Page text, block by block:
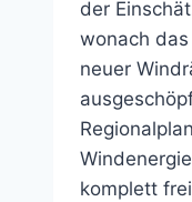
der
wonach
neuer
komplett